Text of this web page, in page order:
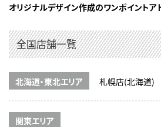
オリジナルデザイン作成のワンポイントア
全国店舗一覧
北海道・東北エリア 札幌店(北海道)
関東エリア